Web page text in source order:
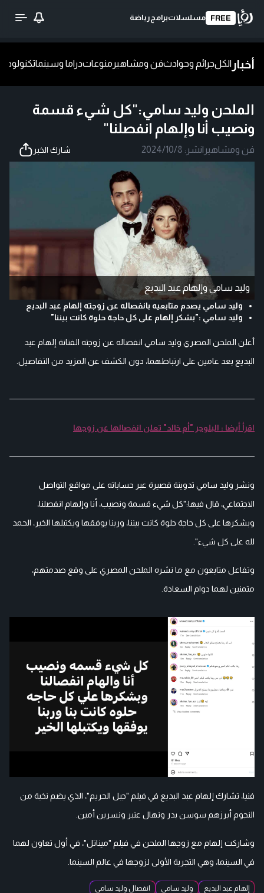
FREE مسلسلاتبرامج رياضة
أخبار الكلجرائم وحوادثفن ومشاهير منوعاتدراما وسينماتكنولوجيا
الملحن وليد سامي:"كل شيء قسمة
ونصيب أنا وإلهام انفصلنا"
فن ومشاهير |نشر: 2024/10/8 شارك الخبر
وليد سامي وإلهام عبد البديع
وليد سامي يصدم متابعيه بانفصاله عن زوجته إلهام عبد البديع
وليد سامي :"بشكر إلهام على كل حاجة حلوة كانت بيننا"
أعلن الملحن المصري وليد سامي انفصاله عن زوجته الفنانة إلهام عبد
البديع بعد عامين على ارتباطهما، دون الكشف عن المزيد من التفاصيل.
اقرأ أيضا : البلوجر "أم خالد" تعلن انفصالها عن زوجها
ونشر وليد سامي تدوينة قصيرة عبر حساباته على مواقع التواصل
الاجتماعي، قال فيها:"كل شيء قسمة ونصيب، أنا وإلهام انفصلنا،
وبشكرها على كل حاجة حلوة كانت بيننا، وربنا يوفقها ويكتبلها الخير، الحمد
لله على كل شيء".
وتفاعل متابعون مع ما نشره الملحن المصري على وقع صدمتهم،
متمنين لهما دوام السعادة.
فنيا، تشارك إلهام عبد البديع في فيلم "جبل الحريم"، الذي يضم نخبة من
النجوم أبرزهم سوسن بدر ونهال عنبر ونسرين أمين.
وشاركت إلهام مع زوجها الملحن في فيلم "ميناتل"، في أول تعاون لهما
في السينما، وهي التجربة الأولى لزوجها في عالم السينما.
إلهام عبد البديع وليد سامي انفصال وليد سامي